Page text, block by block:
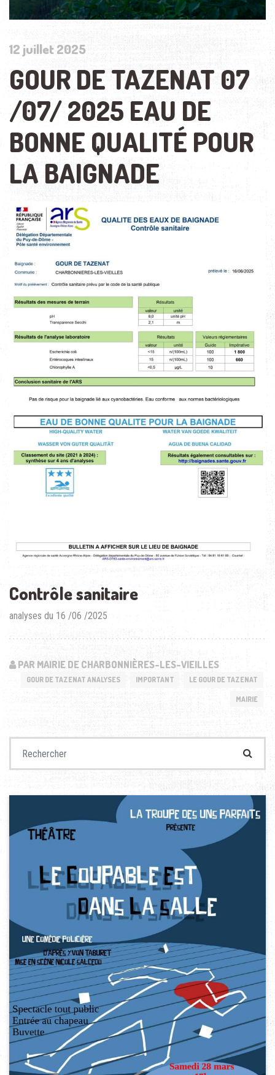
12 juillet 2025
GOUR DE TAZENAT 07
/07/ 2025 EAU DE
BONNE QUALITÉ POUR
LA BAIGNADE
Contrôle sanitaire
analyses du 16 /06 /2025
PAR MAIRIE DE CHARBONNIÈRES-LES-VIEILLES
GOUR DE TAZENAT ANALYSES IMPORTANT LE GOUR DE TAZENAT
MAIRIE